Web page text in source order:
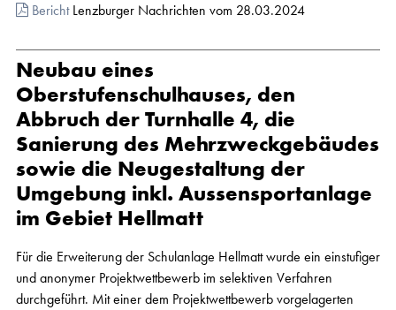
BerichtLenzburger Nachrichten vom 28.03.2024
Neubau eines
Oberstufenschulhauses, den
Abbruch der Turnhalle 4, die
Sanierung des Mehrzweckgebäudes
sowie die Neugestaltung der
Umgebung inkl. Aussensportanlage
im Gebiet Hellmatt
Für die Erweiterung der Schulanlage Hellmatt wurde ein einstufiger
und anonymer Projektwettbewerb im selektiven Verfahren
durchgeführt. Mit einer dem Projektwettbewerb vorgelagerten